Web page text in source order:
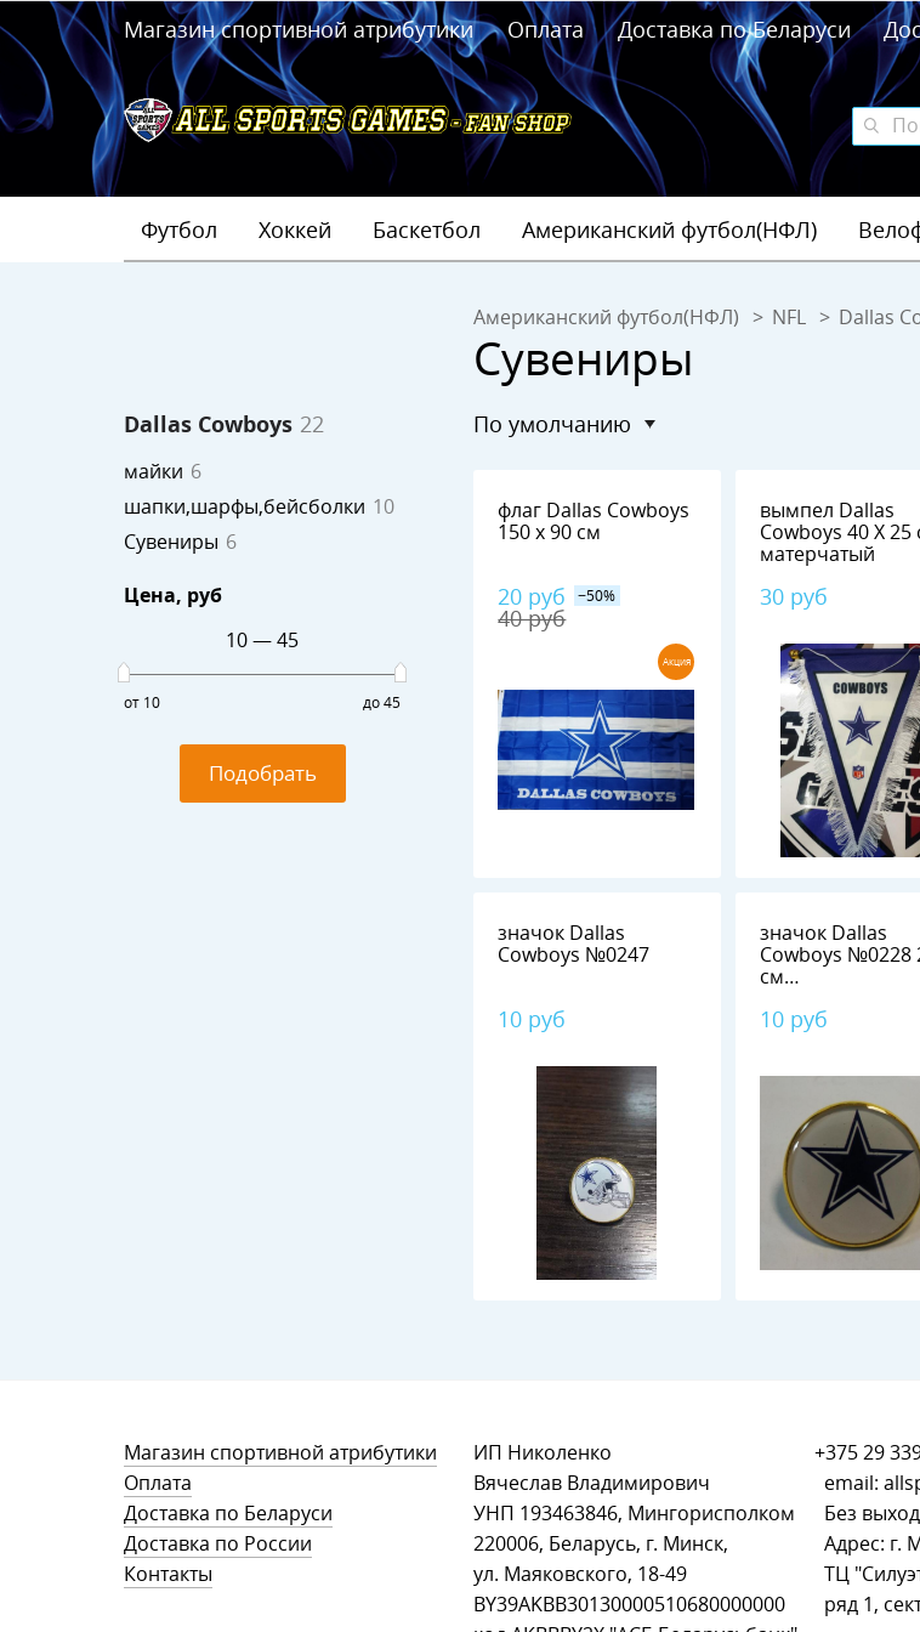
Магазин спортивной атрибутики Оплата Доставка по Беларуси
Футбол Хоккей Баскетбол Американский футбол(НФЛ)
Американский футбол(НФЛ) NFL Dallas
Сувениры
Dallas Cowboys 22
майки 6
шапки,шарфы,бейсболки 10
Сувениры 6
по умолчанию
Цена, руб
10—45
от 10 до 45
Подобрать
флаг Dallas Cowboys
150 х 90 см
20 руб
40 руб
−50%
Акция
вымпел Dallas
Cowboys 40 Х 25 см
матерчатый
30 руб
значок Dallas
Cowboys №0247
10 руб
значок Dallas
Cowboys №0228 2,5
см
смола
10 руб
Магазин спортивной атрибутики
Оплата
Доставка по Беларуси
Доставка по России
Контакты
ИП Николенко
Вячеслав Владимирович
УНП ‎193463846, Мингорисполком
220006, Беларусь, г. Минск,
ул. Маяковского, 18-49
BY39AKBB30130000510680000000
+375 29
email:
Без
Адрес: г.
ТЦ
ряд 1,